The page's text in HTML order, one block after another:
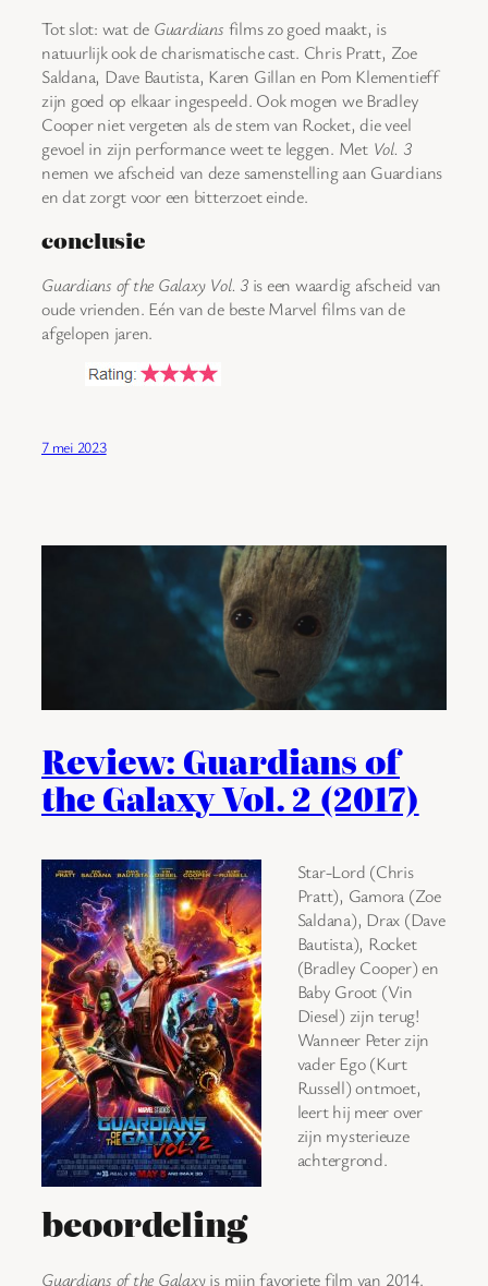
Tot slot: wat de Guardians films zo goed maakt, is
natuurlijk ook de charismatische cast. Chris Pratt, Zoe
Saldana, Dave Bautista, Karen Gillan en Pom Klementieff
zijn goed op elkaar ingespeeld. Ook mogen we Bradley
Cooper niet vergeten als de stem van Rocket, die veel
gevoel in zijn performance weet te leggen. Met Vol. 3
nemen we afscheid van deze samenstelling aan Guardians
en dat zorgt voor een bitterzoet einde.
conclusie
Guardians of the Galaxy Vol. 3is een waardig afscheid van
oude vrienden. Eén van de beste Marvel films van de
afgelopen jaren.
7 mei 2023
Review: Guardians of
the Galaxy Vol. 2 (2017)
Star-Lord (Chris
Pratt), Gamora (Zoe
Saldana), Drax (Dave
Bautista), Rocket
(Bradley Cooper) en
Baby Groot (Vin
Diesel) zijn terug!
Wanneer Peter zijn
vader Ego (Kurt
Russell) ontmoet,
leert hij meer over
zijn mysterieuze
achtergrond.
beoordeling
Guardians of the Galaxyis mijn favoriete film van 2014.